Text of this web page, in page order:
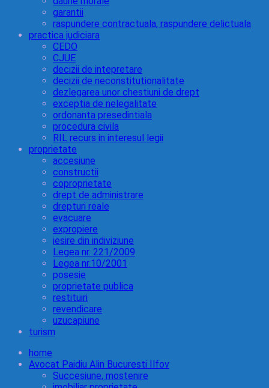
garantii
raspundere contractuala, raspundere delictuala
practica judiciara
CEDO
CJUE
decizii de intepretare
decizii de neconstitutionalitate
dezlegarea unor chestiuni de drept
exceptia de nelegalitate
ordonanta presedintiala
procedura civila
RIL recurs in interesul legii
proprietate
accesiune
constructii
coproprietate
drept de administrare
drepturi reale
evacuare
expropiere
iesire din indiviziune
Legea nr. 221/2009
Legea nr.10/2001
posesie
proprietate publica
restituiri
revendicare
uzucapiune
turism
home
Avocat Paidiu Alin Bucuresti Ilfov
Succesiune, mostenire